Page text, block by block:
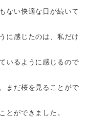
ない快適な日が続いて
に感じたのは、私だけ
いるように感じるので
まだ桜を見ることがで
とができました。